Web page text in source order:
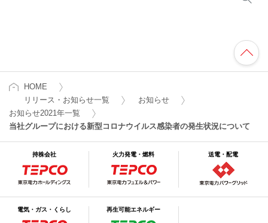
HOME
リリース・お知らせ一覧
お知らせ
お知らせ2021年一覧
当社グループにおける新型コロナウイルス感染者の発生状況について
持株会社 火力発電・燃料 送電・配電
電気・ガス・くらし 再生可能エネルギー